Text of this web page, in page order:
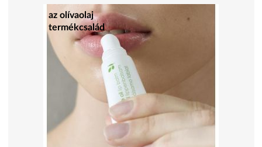
az olívaolaj
termékcsalád